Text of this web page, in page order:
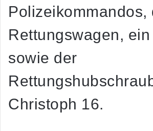
Polizeikommandos,
Rettungswagen,
sowie der
Christoph 16.